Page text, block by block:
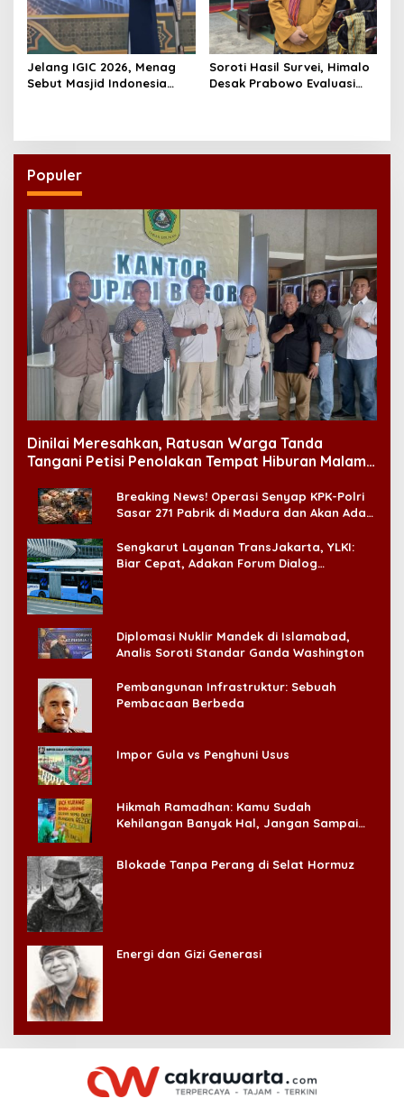
Jelang IGIC 2026, Menag
Sebut Masjid Indonesia
Soroti Hasil Survei, Himalo
Desak Prabowo Evaluasi
Populer
Dinilai Meresahkan, Ratusan Warga Tanda
Tangani Petisi Penolakan Tempat Hiburan Malam
Breaking News! Operasi Senyap KPK-Polri
Sasar 271 Pabrik di Madura dan Akan Ada
Sengkarut Layanan TransJakarta, YLKI:
Biar Cepat, Adakan Forum Dialog
Diplomasi Nuklir Mandek di Islamabad,
Analis Soroti Standar Ganda Washington
Pembangunan Infrastruktur: Sebuah
Pembacaan Berbeda
Impor Gula vs Penghuni Usus
Hikmah Ramadhan: Kamu Sudah
Kehilangan Banyak Hal, Jangan Sampai
Blokade Tanpa Perang di Selat Hormuz
Energi dan Gizi Generasi